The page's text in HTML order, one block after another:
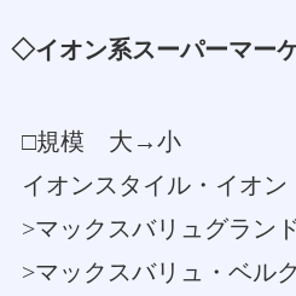
◇イオン系スーパーマー
□規模 大→小
イオンスタイル・イオン
>マックスバリュグラン
>マックスバリュ・ベル